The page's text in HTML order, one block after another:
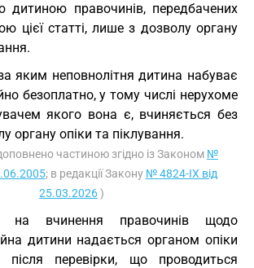
дитиною правочинів, передбачених
цієї статті, лише з дозволу органу
яким неповнолітня дитина набуває
безоплатно, у тому числі нерухоме
якого вона є, вчиняється без
органу опіки та піклування.
частиною згідно із Законом №
; в редакції Закону № 4824-IX від
25.03.2026)
на вчинення правочинів щодо
дитини надається органом опіки
після перевірки, що проводиться